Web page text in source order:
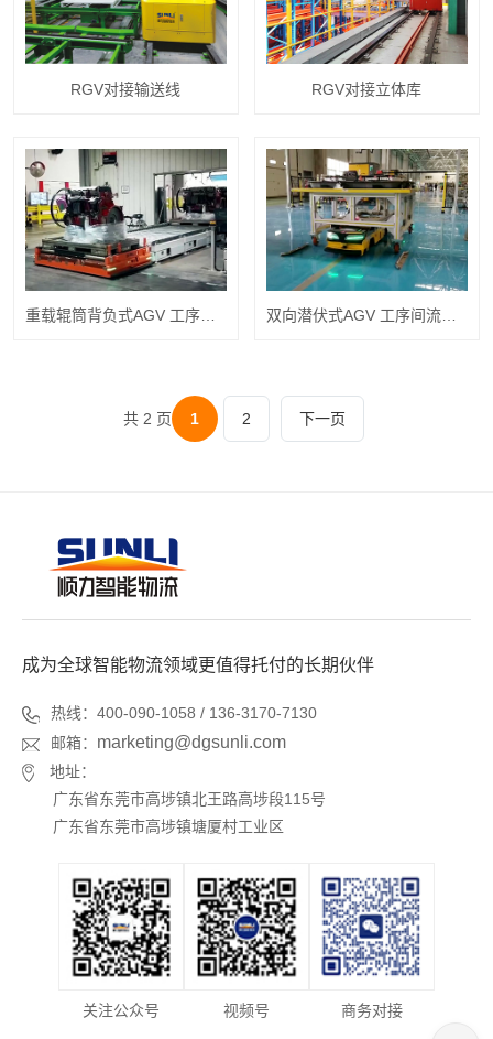
RGV对接输送线 RGV对接立体库
重载辊筒背负式AGV 工序间流转 双向潜伏式AGV 工序间流转 (1)
共 2 页 1 2 下一页
成为全球智能物流领域更值得托付的长期伙伴
热线：400-090-1058 / 136-3170-7130
邮箱： marketing@dgsunli.com
地址：
广东省东莞市高埗镇北王路高埗段115号
广东省东莞市高埗镇塘厦村工业区
关注公众号 视频号 商务对接